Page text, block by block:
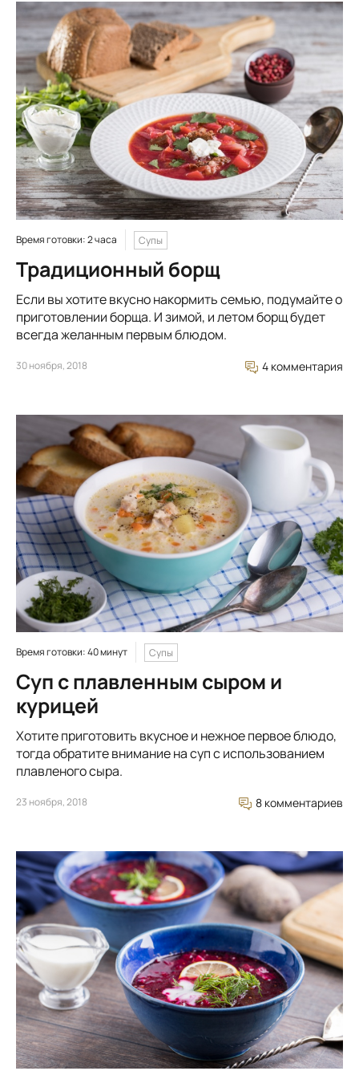
Время готовки: 2 часа Супы
Традиционный борщ
Если вы хотите вкусно накормить семью, подумайте о
приготовлении борща. И зимой, и летом борщ будет
всегда желанным первым блюдом.
30 ноября, 2018 4 комментария
Время готовки: 40 минут Супы
Суп с плавленным сыром и
курицей
Хотите приготовить вкусное и нежное первое блюдо,
тогда обратите внимание на суп с использованием
плавленого сыра.
23 ноября, 2018 8 комментариев